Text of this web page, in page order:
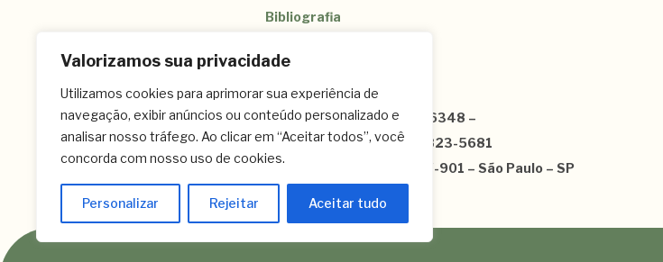
Valorizamos sua privacidade
Utilizamos cookies para aprimorar sua experiência de
navegação, exibir anúncios ou conteúdo personalizado e
analisar nosso tráfego. Ao clicar em “Aceitar todos”, você
concorda com nosso uso de cookies.
Personalizar Rejeitar Aceitar tudo
Bibliografia
Contato
(11) 3259-9213 – (11) 3259-8266 – (11) 3120-6348 –
Celular: (11) 95823-5681 – Whatsapp: (11) 95823-5681
Pç. Dom José Gaspar, Nº 30, 10º Andar – 01047-901 – São Paulo – SP